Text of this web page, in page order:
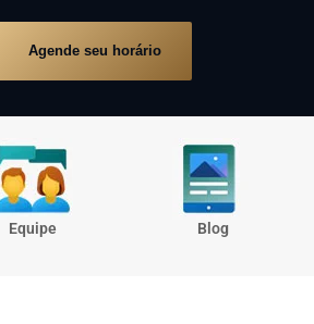
Agende seu horário
Equipe Blog